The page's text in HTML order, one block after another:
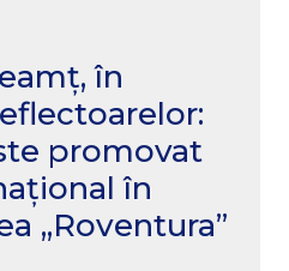
în
promovat
în
„Roventura”